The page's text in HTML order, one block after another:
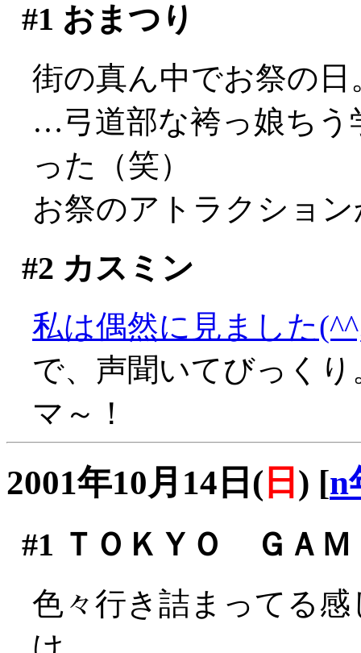
#1 おまつり
街の真ん中でお祭の日
…弓道部な袴っ娘ちう
った（笑）
お祭のアトラクショ
#2 カスミン
私は偶然に見ました
で、声聞いてびっく
マ～！
2001年10月14日( 日 ) [n
#1 ＴＯＫＹＯ ＧＡ
色々行き詰まってる